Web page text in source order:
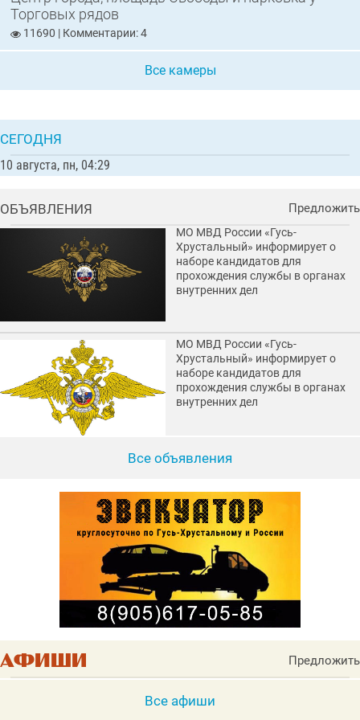
Торговых рядов
11690 | Комментарии: 4
Все камеры
СЕГОДНЯ
10 августа, пн, 04:29
ОБЪЯВЛЕНИЯ Предложить
МО МВД России «Гусь-
Хрустальный» информирует о
наборе кандидатов для
прохождения службы в органах
внутренних дел
МО МВД России «Гусь-
Хрустальный» информирует о
наборе кандидатов для
прохождения службы в органах
внутренних дел
Все объявления
Предложить
Все афиши